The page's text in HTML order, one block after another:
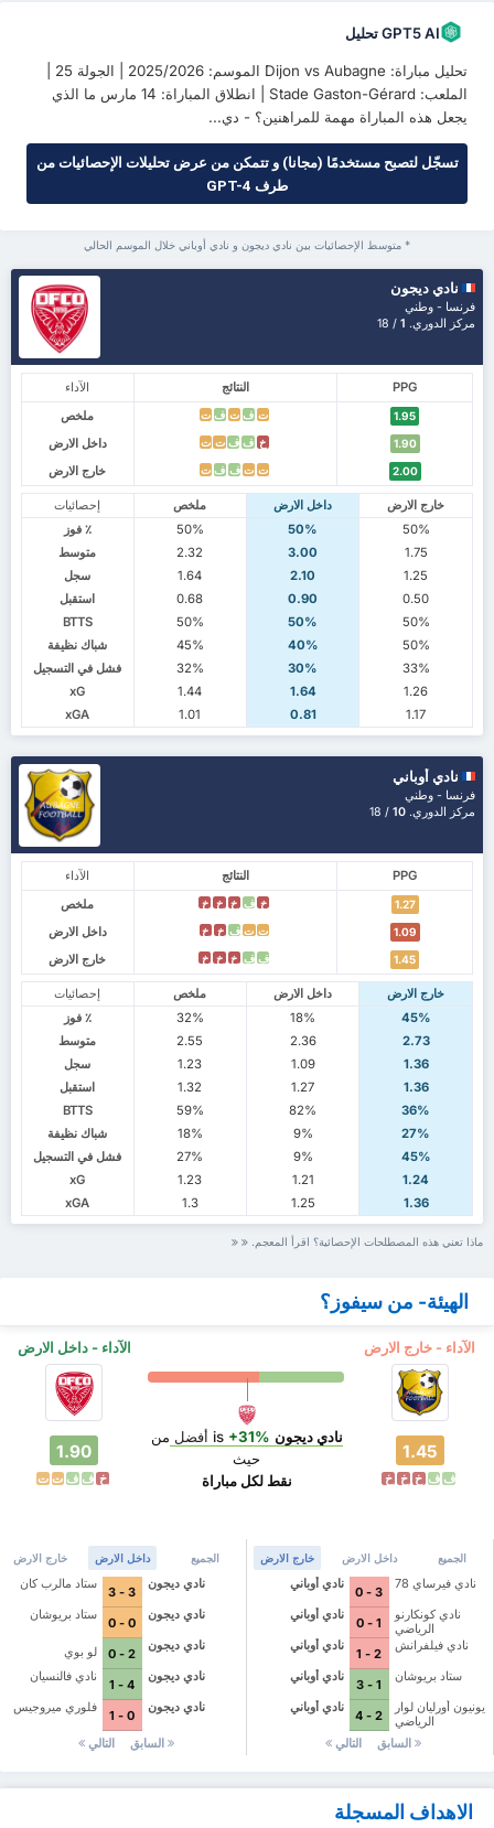
GPT5 AI تحليل
الملعب: Stade Gaston-Gérard | انطلاق المباراة: 14 مارس ما الذي
يجعل هذه المباراة مهمة للمراهنين؟ - دي...
تسجّل لتصبح مستخدمًا (مجانا) و تتمكن من عرض تحليلات الإحصائيات من
طرف GPT-4
* متوسط الإحصائيات بين نادي ديجون و نادي أوباني خلال الموسم الحالي
نادي ديجون
فرنسا - وطني
مركز الدوري. 1
/ 18
الآداء النتائج
PPG
ملخص
ت ف ت ف ت 1.95
داخل الارض خ ف ف ت ت 1.90
خارج الارض ت ت ف ف ت 2.00
إحصائيات ملخص داخل الارض
خارج الارض
٪ فوز
50% 50%
50%
متوسط
2.32 3.00
1.75
سجل
1.64 2.10
1.25
استقبل
0.68 0.90
0.50
BTTS
50% 50%
50%
شباك نظيفة
45% 40%
50%
فشل في التسجيل
32% 30%
33%
xG
1.44 1.64
1.26
xGA
1.01 0.81 1.17
نادي أوباني
فرنسا - وطني
مركز الدوري. 10
/ 18
الآداء النتائج
PPG
ملخص
خ ف خ خ خ 1.27
داخل الارض ت ت ف خ خ 1.09
خارج الارض ف ف خ خ خ 1.45
إحصائيات ملخص داخل الارض
خارج الارض
٪ فوز
32% 18%
45%
متوسط
2.55 2.36
2.73
سجل
1.23 1.09
1.36
استقبل
1.32 1.27
1.36
BTTS
59% 82%
36%
شباك نظيفة
18% 9%
27%
فشل في التسجيل
27% 9%
45%
xG
1.23 1.21
1.24
xGA
1.3 1.25 1.36
ماذا تعني هذه المصطلحات الإحصائية؟ اقرأ المعجم.
الهيئة- من سيفوز؟
الآداء - داخل الارض الآداء - خارج الارض
1.90
خ ف ف ت ت
نادي ديجون +31% أفضل من
حيث
نقط لكل مباراة
1.45
ف ف خ خ خ
الجميع داخل الارض خارج الارض
ستاد مالرب كان
3 - 3
نادي ديجون
ستاد بريوشان
0 - 0
نادي ديجون
لو بوي 2 - 0
نادي ديجون
نادي فالنسيان
4 - 1
نادي ديجون
فلوري ميروجيس
0 - 1
نادي ديجون
السابق التالي
الجميع داخل الارض خارج الارض
نادي أوباني
3 - 0
نادي فيرساي 78
نادي أوباني
1 - 0
نادي كونكارنو
الرياضي
نادي أوباني
2 - 1
نادي فيلفرانش
نادي أوباني
1 - 3
ستاد بريوشان
نادي أوباني
2 - 4
يونيون أورليان لوار
الرياضي
السابق
التالي
الاهداف المسجلة